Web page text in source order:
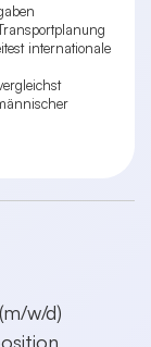
internationale
w/d)